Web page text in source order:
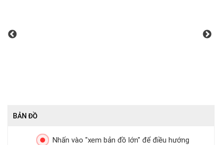
BẢN ĐỒ
Nhấn vào "xem bản đồ lớn" để điều hướng